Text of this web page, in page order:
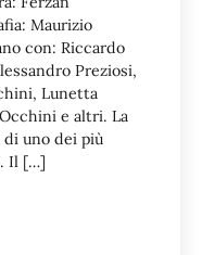
Maurizio
con: Riccardo
Preziosi,
Lunetta
e altri. La
uno dei più
Il […]